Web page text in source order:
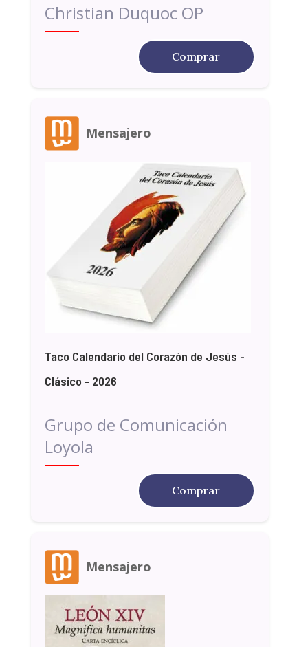
Christian Duquoc OP
Comprar
Mensajero
Taco Calendario del Corazón de Jesús -
Clásico - 2026
Grupo de Comunicación
Loyola
Comprar
Mensajero